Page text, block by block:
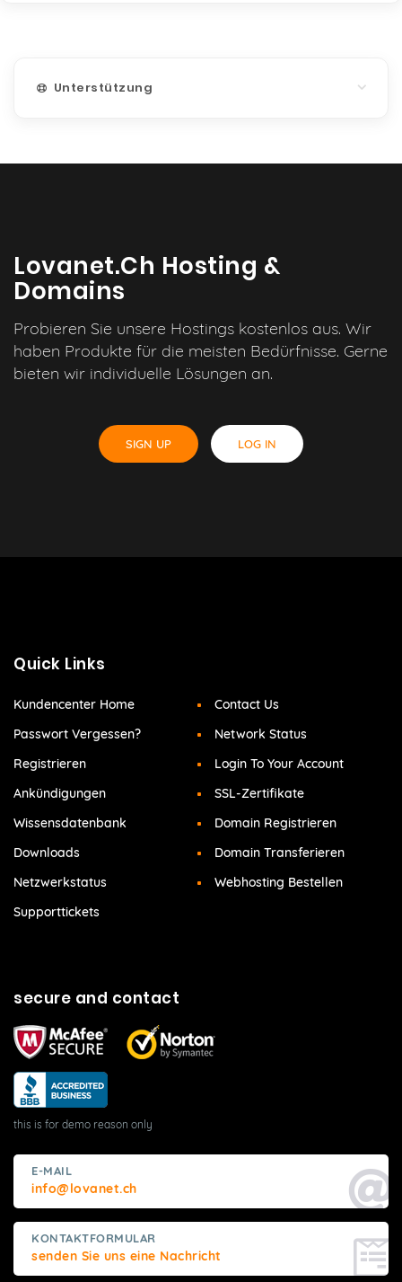
Unterstützung
Lovanet.ch Hosting &
Domains
Probieren Sie unsere Hostings kostenlos aus. Wir
haben Produkte für die meisten Bedürfnisse. Gerne
bieten wir individuelle Lösungen an.
SIGN UP LOG IN
Quick Links
Kundencenter Home
Passwort Vergessen?
Registrieren
Ankündigungen
Wissensdatenbank
Downloads
Netzwerkstatus
Supporttickets
Contact Us
Network Status
Login To Your Account
SSL-Zertifikate
Domain Registrieren
Domain Transferieren
Webhosting Bestellen
secure and contact
this is for demo reason only
E-MAIL
info@lovanet.ch
KONTAKTFORMULAR
senden Sie uns eine Nachricht